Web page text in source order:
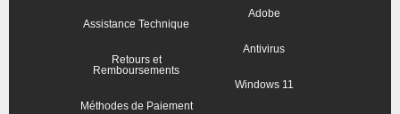
Assistance Technique
Retours et
Remboursements
Méthodes de Paiement
Adobe
Antivirus
Windows 11